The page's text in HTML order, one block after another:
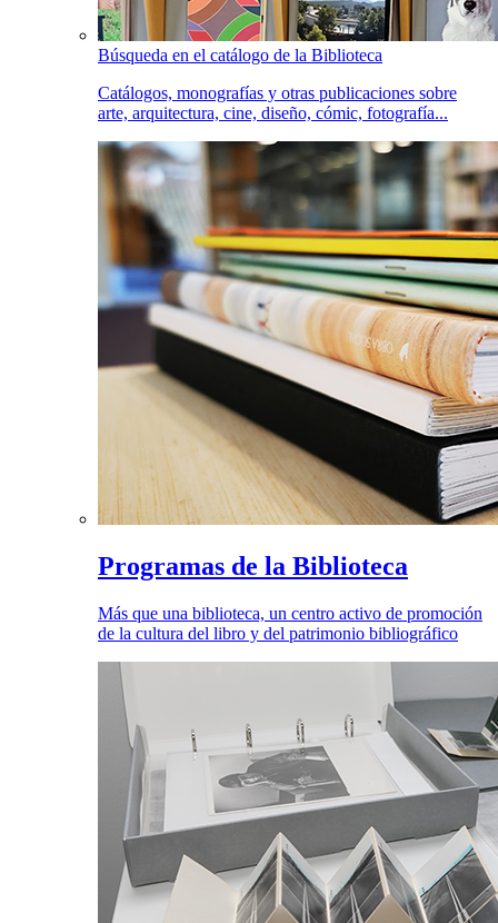
Búsqueda en el catálogo de la Biblioteca
Catálogos, monografías y otras publicaciones sobre
arte, arquitectura, cine, diseño, cómic, fotografía...
Programas de la Biblioteca
Más que una biblioteca, un centro activo de promoción
de la cultura del libro y del patrimonio bibliográfico